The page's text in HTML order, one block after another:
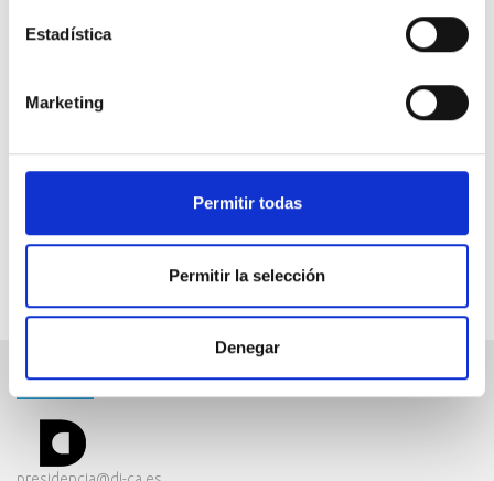
Estadística
Marketing
Permitir todas
Permitir la selección
Denegar
CONTÁCTANOS